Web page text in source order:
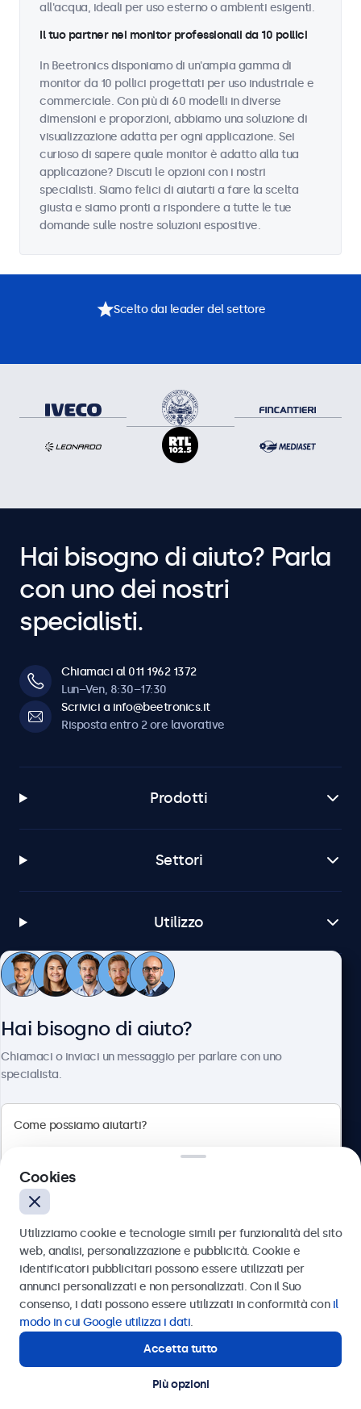
all'acqua, ideali per uso esterno o ambienti esigenti.
Il tuo partner nei monitor professionali da 10 pollici
In Beetronics disponiamo di un'ampia gamma di
monitor da 10 pollici progettati per uso industriale e
commerciale. Con più di 60 modelli in diverse
dimensioni e proporzioni, abbiamo una soluzione di
visualizzazione adatta per ogni applicazione. Sei
curioso di sapere quale monitor è adatto alla tua
applicazione? Discuti le opzioni con i nostri
specialisti. Siamo felici di aiutarti a fare la scelta
giusta e siamo pronti a rispondere a tutte le tue
domande sulle nostre soluzioni espositive.
Scelto dai leader del settore
Hai bisogno di aiuto? Parla
con uno dei nostri
specialisti.
Chiamaci al 011 1962 1372
Lun–Ven, 8:30–17:30
Scrivici a info@beetronics.it
Risposta entro 2 ore lavorative
Prodotti
Settori
Utilizzo
Servizio Clienti
Italiano
© 2026 Beetronics
Hai bisogno di aiuto?
Chiamaci o inviaci un messaggio per parlare con uno
specialista.
Inviare
Oppure chiamaci al
Contatta i nostri esperti
Cookies
Utilizziamo cookie e tecnologie simili per funzionalità del sito
web, analisi, personalizzazione e pubblicità. Cookie e
identificatori pubblicitari possono essere utilizzati per
annunci personalizzati e non personalizzati. Con il Suo
consenso, i dati possono essere utilizzati in conformità con il
modo in cui Google utilizza i dati.
Accetta tutto
Più opzioni